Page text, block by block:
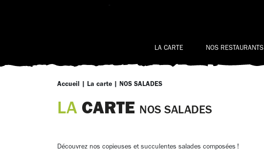
-
LA CARTE NOS RESTAURANTS
Accueil | La carte | NOS SALADES
LA CARTE NOS SALADES
Découvrez nos copieuses et succulentes salades composées !